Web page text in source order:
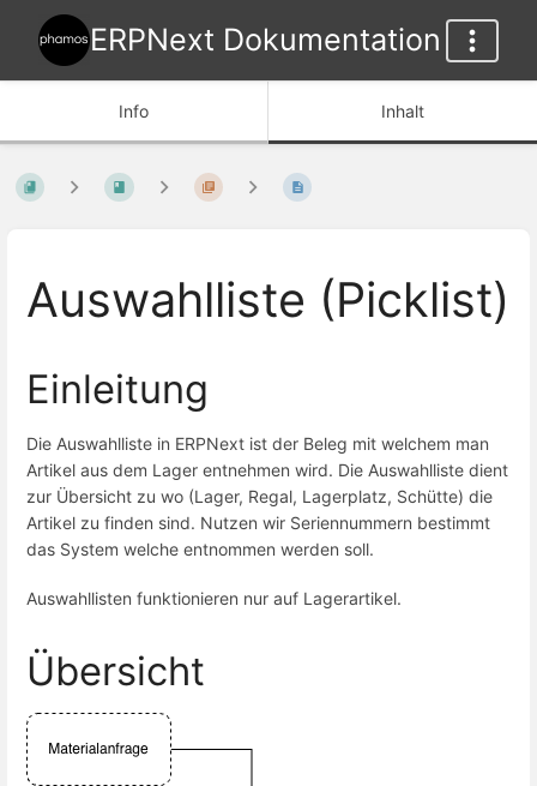
ERPNext Dokumentation
Info Inhalt
Auswahlliste (Picklist)
Einleitung
Die Auswahlliste in ERPNext ist der Beleg mit welchem man
Artikel aus dem Lager entnehmen wird. Die Auswahlliste dient
zur Übersicht zu wo (Lager, Regal, Lagerplatz, Schütte) die
Artikel zu finden sind. Nutzen wir Seriennummern bestimmt
das System welche entnommen werden soll.
Auswahllisten funktionieren nur auf Lagerartikel.
Übersicht